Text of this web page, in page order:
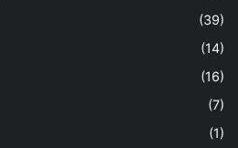
(39)
(14)
(16)
(7)
(1)